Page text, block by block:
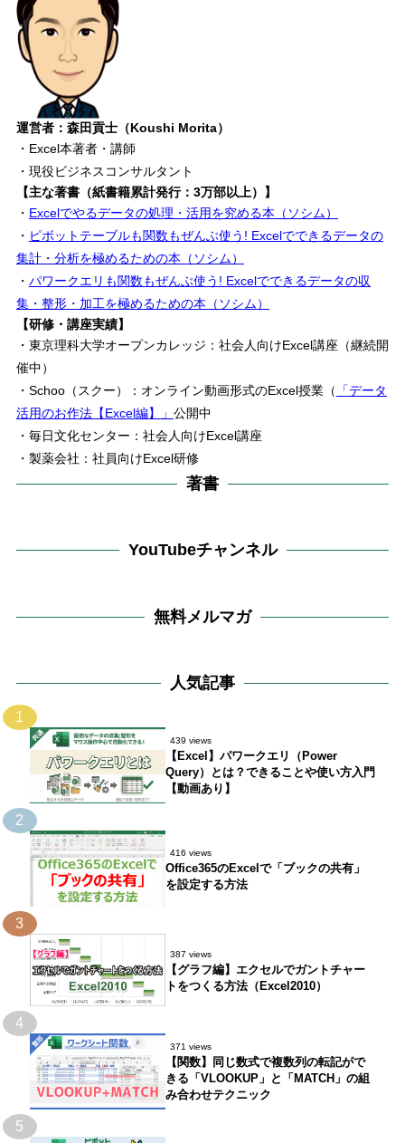
運営者：森田貢士（Koushi Morita）
・Excel本著者・講師
・現役ビジネスコンサルタント
【主な著書（紙書籍累計発行：3万部以上）】
・ Excelでやるデータの処理・活用を究める本（ソシム）
・ ピボットテーブルも関数もぜんぶ使う! Excelでできるデータの
集計・分析を極めるための本（ソシム）
・ パワークエリも関数もぜんぶ使う! Excelでできるデータの収
集・整形・加工を極めるための本（ソシム）
【研修・講座実績】
・東京理科大学オープンカレッジ：社会人向けExcel講座（継続開
催中）
・Schoo（スクー）：オンライン動画形式のExcel授業（
「データ
活用のお作法【Excel編】」 公開中
・毎日文化センター：社会人向けExcel講座
・製薬会社：社員向けExcel研修
著書
YouTubeチャンネル
無料メルマガ
人気記事
1
439 views
【Excel】パワークエリ（Power
Query）とは？できることや使い方入門
【動画あり】
2
416 views
Office365のExcelで「ブックの共有」
を設定する方法
3
387 views
【グラフ編】エクセルでガントチャー
トをつくる方法（Excel2010）
4
371 views
【関数】同じ数式で複数列の転記がで
きる「VLOOKUP」と「MATCH」の組
み合わせテクニック
5